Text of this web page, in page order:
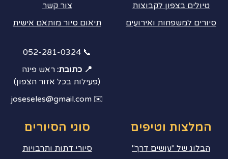
צור קשר
תיאום סיור מותאם אישית
📞 052-281-0324
📍 כתובת: ראש פינה
(פעילות בכל אזור הצפון)
✉️ joseseles@gmail.com
טיולים בצפון לקבוצות
סיורים למשפחות ואירועים
סוגי הסיורים
סיורי דתות ותרבויות
המלצות וטיפים
הבלוג של "עושים דרך"